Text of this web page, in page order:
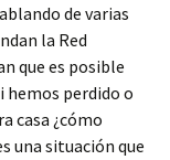
de varias
la Red
que es posible
hemos perdido o
casa ¿cómo
una situación que